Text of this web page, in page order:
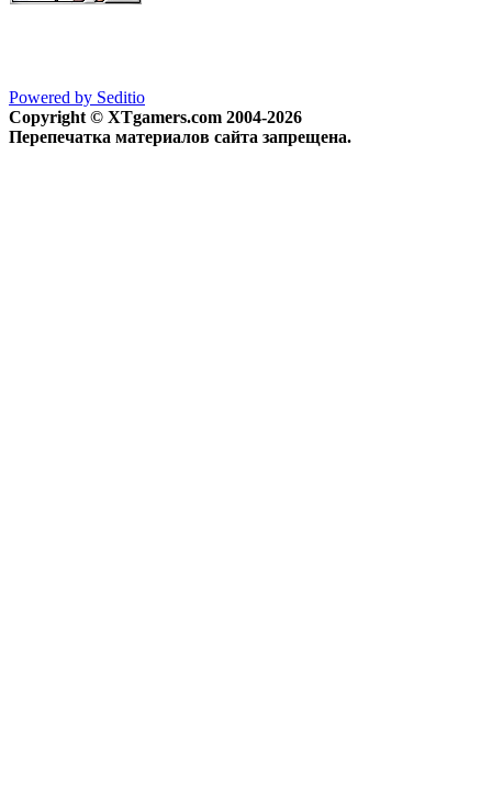
Powered by Seditio
Copyright © XTgamers.com 2004-2026
Перепечатка материалов сайта запрещена.